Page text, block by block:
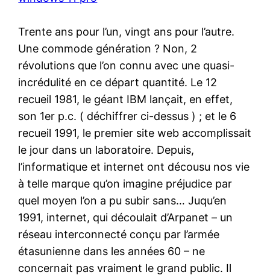
Trente ans pour l’un, vingt ans pour l’autre.
Une commode génération ? Non, 2
révolutions que l’on connu avec une quasi-
incrédulité en ce départ quantité. Le 12
recueil 1981, le géant IBM lançait, en effet,
son 1er p.c. ( déchiffrer ci-dessus ) ; et le 6
recueil 1991, le premier site web accomplissait
le jour dans un laboratoire. Depuis,
l’informatique et internet ont décousu nos vie
à telle marque qu’on imagine préjudice par
quel moyen l’on a pu subir sans… Juqu’en
1991, internet, qui découlait d’Arpanet – un
réseau interconnecté conçu par l’armée
étasunienne dans les années 60 – ne
concernait pas vraiment le grand public. Il